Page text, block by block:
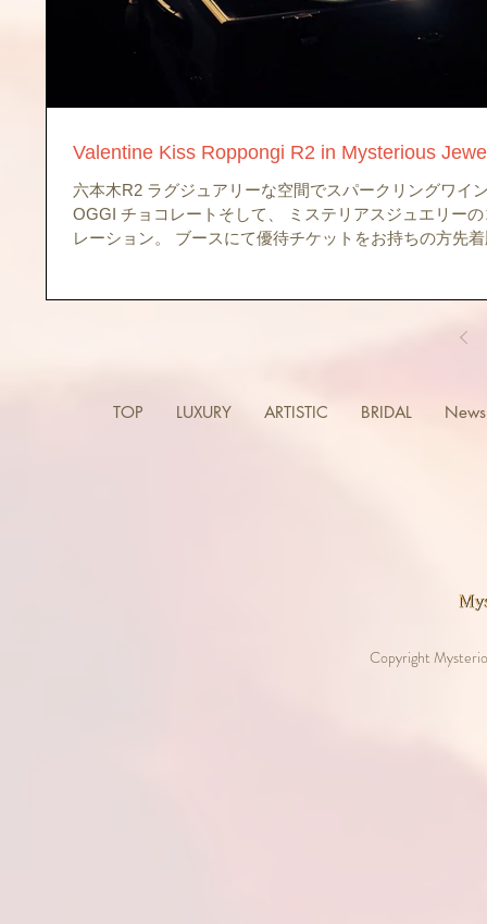
Valentine Kiss Roppongi R2 in Mysterious
六本木R2 ラグジュアリーな空間でスパークリングワイ
OGGI チョコレートそして、 ミステリアスジュエリー
レーション。 ブースにて優待チケットをお持ちの方先
TOP LUXURY ARTISTIC BRIDAL
Copyright